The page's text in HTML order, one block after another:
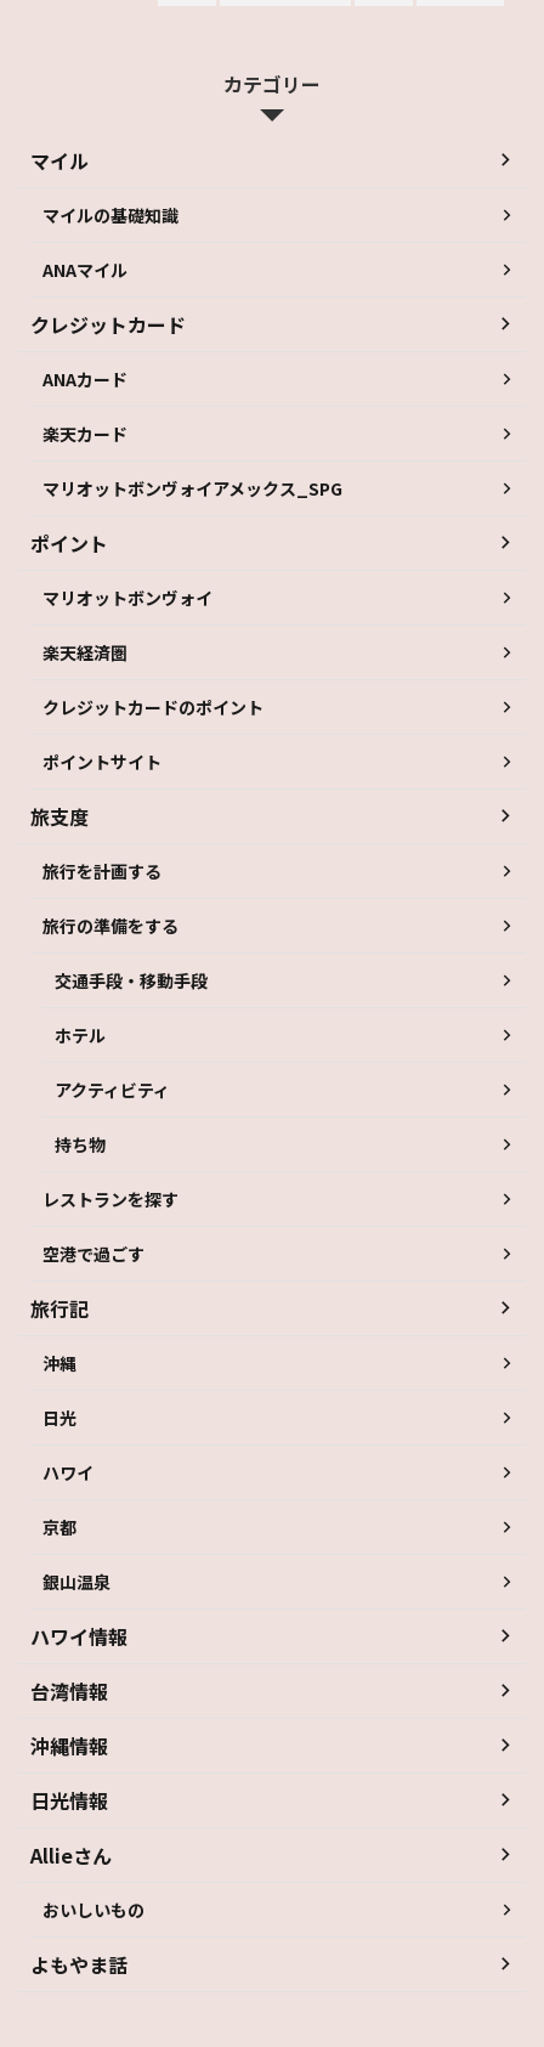
カテゴリー
マイル
マイルの基礎知識
ANAマイル
クレジットカード
ANAカード
楽天カード
マリオットボンヴォイアメックス_SPG
ポイント
マリオットボンヴォイ
楽天経済圏
クレジットカードのポイント
ポイントサイト
旅支度
旅行を計画する
旅行の準備をする
交通手段・移動手段
ホテル
アクティビティ
持ち物
レストランを探す
空港で過ごす
旅行記
沖縄
日光
ハワイ
京都
銀山温泉
ハワイ情報
台湾情報
沖縄情報
日光情報
Allieさん
おいしいもの
よもやま話